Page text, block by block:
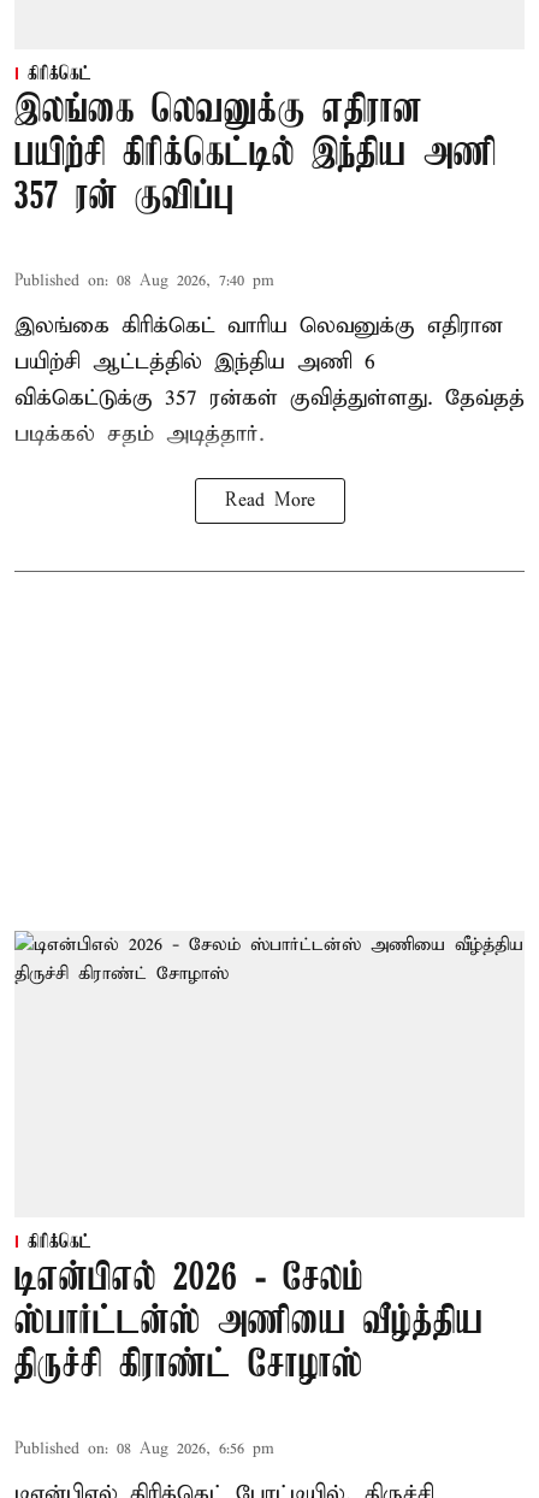
கிரிக்கெட்
இலங்கை லெவனுக்கு எதிரான
பயிற்சி கிரிக்கெட்டில் இந்திய அணி
357 ரன் குவிப்பு
Published on: 08 Aug 2026, 7:40 pm
இலங்கை கிரிக்கெட் வாரிய லெவனுக்கு எதிரான
பயிற்சி ஆட்டத்தில் இந்திய அணி 6
விக்கெட்டுக்கு 357 ரன்கள் குவித்துள்ளது. தேவ்தத்
படிக்கல் சதம் அடித்தார்.
Read More
கிரிக்கெட்
டிஎன்பிஎல் 2026 - சேலம்
ஸ்பார்ட்டன்ஸ் அணியை வீழ்த்திய
திருச்சி கிராண்ட் சோழாஸ்
Published on: 08 Aug 2026, 6:56 pm